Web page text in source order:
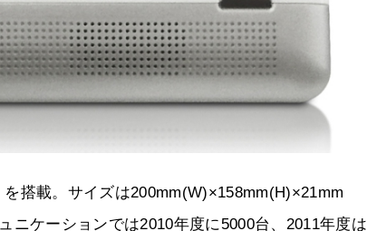
搭載。サイズは200mm(W)×158mm(H)×21mm
ニケーションでは2010年度に5000台、2011年度は